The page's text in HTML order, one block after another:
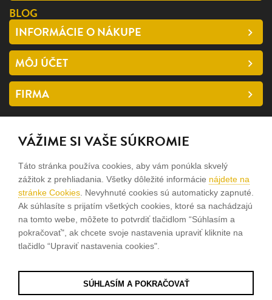
BLOG
INFORMÁCIE O NÁKUPE
MÔJ ÚČET
FIRMA
SLEDUJTE NÁS
facebook
instagram
Sme rodinná firma a zameriavame sa na predaj hodiniek a
šperkov od roku 1994.
Pozrite sa na naše ďaľšie web stránky.
VÁŽIME SI VAŠE SÚKROMIE
Táto stránka používa cookies, aby vám ponúkla skvelý
zážitok z prehliadania. Všetky dôležité informácie nájdete na
stránke Cookies . Nevyhnuté cookies sú automaticky zapnuté.
Ak súhlasíte s prijatím všetkých cookies, ktoré sa nachádzajú
na tomto webe, môžete to potvrdiť tlačidlom “Súhlasím a
pokračovať", ak chcete svoje nastavenia upraviť kliknite na
tlačidlo “Upraviť nastavenia cookies".
SÚHLASÍM A POKRAČOVAŤ